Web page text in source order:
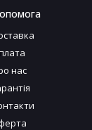
нас